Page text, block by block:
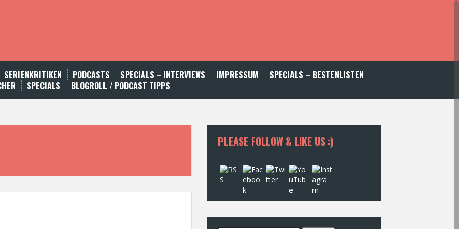
SERIENKRITIKEN PODCASTS SPECIALS – INTERVIEWS IMPRESSUM
SPECIALS – BESTENLISTEN
SPECIALS BLOGROLL / PODCAST TIPPS
PLEASE FOLLOW & LIKE US :)